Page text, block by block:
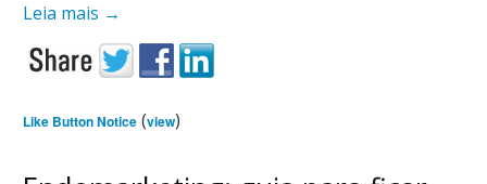
Leia mais →
Like Button Notice (view)